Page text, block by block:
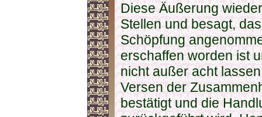
Diese Äußerung
Stellen und besagt,
Schöpfung
erschaffen worden ist
nicht außer acht
Versen der
bestätigt und die